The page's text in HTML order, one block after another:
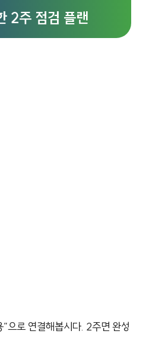
2주 점검 플랜
으로 연결해봅시다. 2주면 완성